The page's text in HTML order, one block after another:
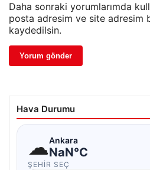
Daha sonraki yorumlarımda
posta adresim ve site adresim
kaydedilsin.
Hava Durumu
☁Ankara
NaN°C
ŞEHIR SEÇ